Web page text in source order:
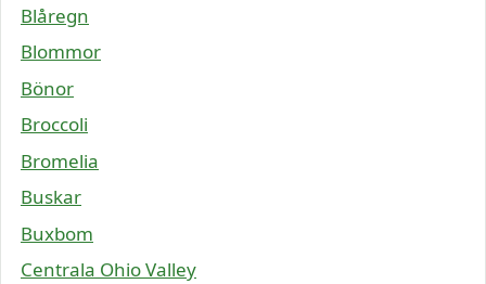
Blåregn
Blommor
Bönor
Broccoli
Bromelia
Buskar
Buxbom
Centrala Ohio Valley